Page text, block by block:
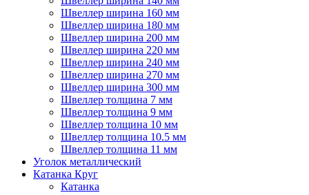
Швеллер ширина 160 мм
Швеллер ширина 180 мм
Швеллер ширина 200 мм
Швеллер ширина 220 мм
Швеллер ширина 240 мм
Швеллер ширина 270 мм
Швеллер ширина 300 мм
Швеллер толщина 7 мм
Швеллер толщина 9 мм
Швеллер толщина 10 мм
Швеллер толщина 10.5 мм
Швеллер толщина 11 мм
Уголок металлический
Катанка Круг
Катанка